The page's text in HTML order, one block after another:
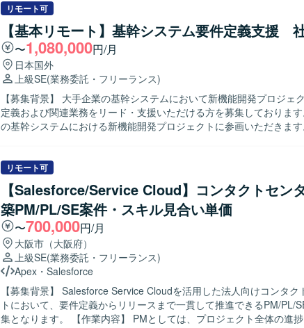
守作業として、仕様調査や改修方針の検討、改修作業に関連する調査
だく想定です。 【求める人物像】 システム仕様や業務内容を主体的にキャッチアップし、自ら
課題や不明点を整理したうえで関係者と円滑にコミュニケーションを
きる方を求めております。大規模プロジェクトの中で周囲と協力しつ
証・改善提案が行える方が望ましいです。 【ポジションの魅力】 大規模な会員管理システムの
開発および保守に携わることで、業務システム開発の上流工程からテ
経験を積むことができます。また、性能を意識したSQL作成や不具
て、アプリケーション品質の向上に寄与しながらスキルアップが図れる環境
境】 JavaおよびJavaScriptを用いた業務システム開発環境となって
はPGSQL（PostgreSQL）が利用されており、アプリケーションフ
リモート可
【基本リモート】基幹システム要件定義支援
〜1,080,000円/月
日本国外
上級SE(業務委託・フリーランス)
【募集背景】 大手企業の基幹システムにおいて新機能開発プロジェ
定義および関連業務をリード・支援いただける方を募集しております。 【作業内容】 大手企
の基幹システムにおける新機能開発プロジェクトに参画いただきま
メント作成・レビューもご担当いただきます。 また、会議のファシ
関係者間の合意形成を主体的に進めていただきます。 【求める人物像】 システム開発の上流工
程に強みを持ち、開発経験を背景に要件定義・設計・開発寄りの実務
れた方を求めております。 論理的思考力をもとに課題や論点を構造
く説明できる方を歓迎いたします。 ビジネス部門やベンダー、社内
様なステークホルダーと円滑にコミュニケーションを取りながら、要
に落とし込める方を想定しています。 【ポジションの魅力】 大手企業の基幹システムにおける
新機能開発プロジェクトに上流工程から関わることができ、ビジネス
い立場で価値提供できるポジションです。 要件定義や設計、各種レ
全体の構造理解や業務知見を深めることができます。 リーダー枠と
要件定義や仕様調整をリードしながら、開発メンバーとの技術的な
を推進する経験を積むことができます。 【開発環境】 基幹システムの新機能開発プロジェクト
リモート可
【Salesforce/Service Cloud】コンタクトセン
築PM/PL/SE案件・スキル見合い単価
〜700,000円/月
大阪市（大阪府）
上級SE(業務委託・フリーランス)
Apex ・ Salesforce
【募集背景】 Salesforce Service Cloudを活用した法人向けコンタ
トにおいて、要件定義からリリースまで一貫して推進できるPM/PL/
集となります。 【作業内容】 PMとしては、プロジェクト全体の進捗・課題・リスク管理、ス